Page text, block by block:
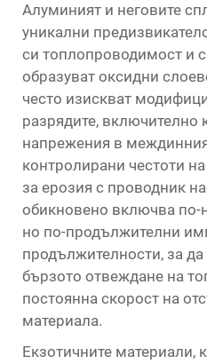
Алуминият и неговите
уникални
си топлопроводимост и
образуват оксидни
често изискват
разрядите, включително
напрежения в
контролирани честоти
за ерозия с проводник
обикновено включва по-
но по-продължителни
продължителности, за
бързото отвеждане на
постоянна скорост на
материала.
Екзотичните материали,